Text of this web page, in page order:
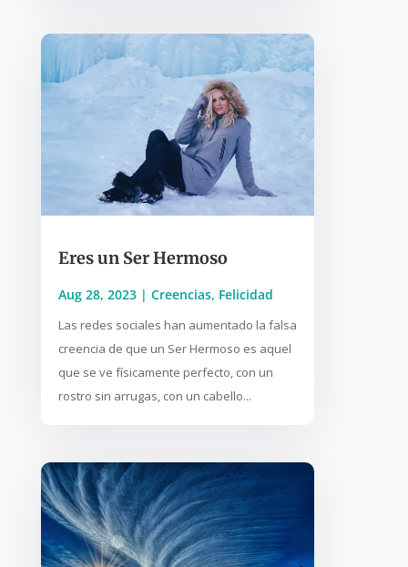
Eres un Ser Hermoso
Aug 28, 2023| Creencias, Felicidad
Las redes sociales han aumentado la falsa
creencia de que un Ser Hermoso es aquel
que se ve físicamente perfecto, con un
rostro sin arrugas, con un cabello...